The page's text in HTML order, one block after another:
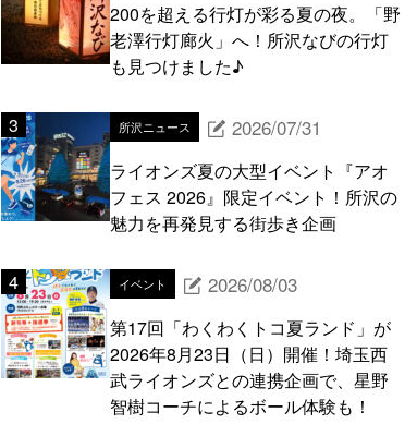
200を超える行灯が彩る夏の夜。「野
老澤行灯廊火」へ！所沢なびの行灯
も見つけました♪
所沢ニュース 2026/07/31
ライオンズ夏の大型イベント『アオ
フェス 2026』限定イベント！所沢の
魅力を再発見する街歩き企画
イベント 2026/08/03
第17回「わくわくトコ夏ランド」が
2026年8月23日（日）開催！埼玉西
武ライオンズとの連携企画で、星野
智樹コーチによるボール体験も！